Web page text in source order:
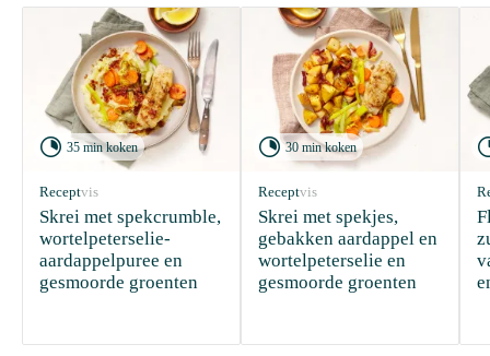
 35 min koken
Receptvis
Skrei met spekcrumble,
wortelpeterselie-
aardappelpuree en
gesmoorde groenten
30 min koken
Receptvis
Skrei met spekjes,
gebakken aardappel en
wortelpeterselie en
gesmoorde groenten